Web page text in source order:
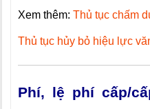
Xem thêm: Thủ tục chấm
Thủ tục hủy bỏ hiệu lực
Phí, lệ phí cấp/